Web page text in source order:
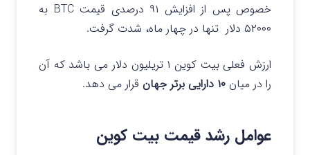
خصوص پس از افزایش ۹۱ درصدی قیمت BTC به
۵۲۰۰۰ دلار تنها در چهار ماه، شدت گرفت.
ارزش فعلی بیت کوین ۱ تریلیون دلار می باشد که آن
را در میان ۱۰ دارایی برتر جهان قرار می دهد.
عوامل رشد قیمت بیت کوین